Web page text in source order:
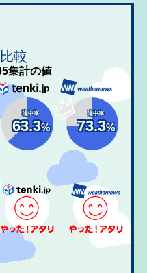
較
集計の値
適中率
63.3%
適中率
73.3%